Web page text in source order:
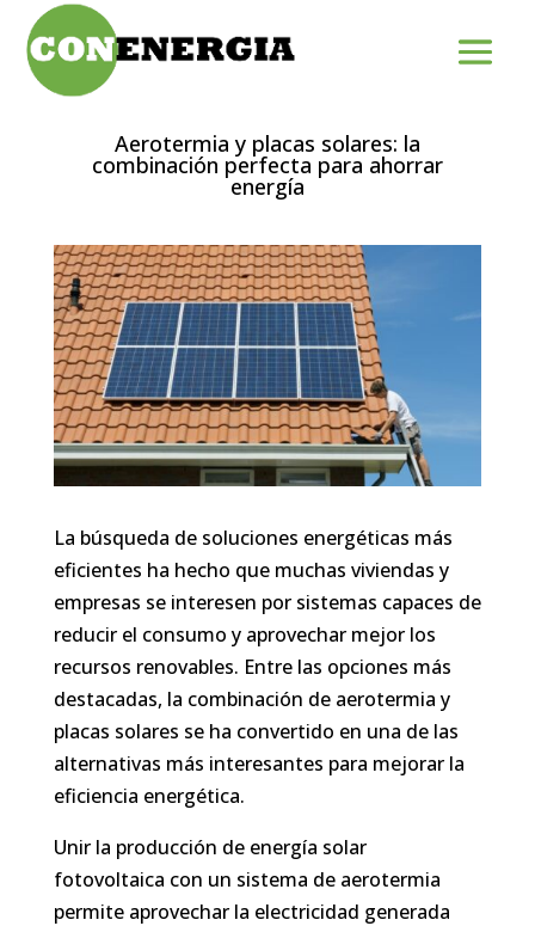
Aerotermia y placas solares: la
combinación perfecta para ahorrar
energía
La búsqueda de soluciones energéticas más
eficientes ha hecho que muchas viviendas y
empresas se interesen por sistemas capaces de
reducir el consumo y aprovechar mejor los
recursos renovables. Entre las opciones más
destacadas, la combinación de aerotermia y
placas solares se ha convertido en una de las
alternativas más interesantes para mejorar la
eficiencia energética.
Unir la producción de energía solar
fotovoltaica con un sistema de aerotermia
permite aprovechar la electricidad generada